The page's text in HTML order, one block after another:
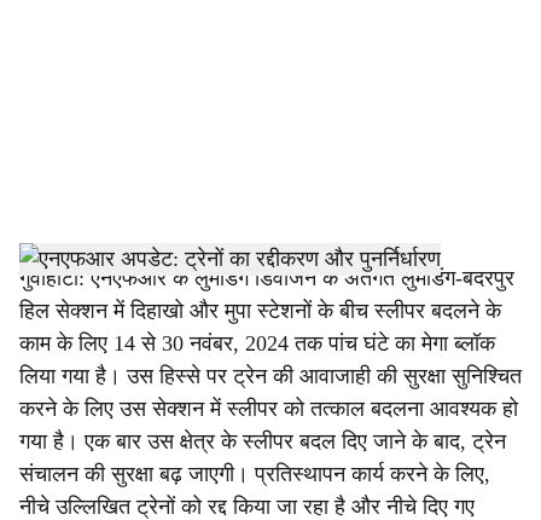
h
a
r
e
गुवाहाटी: एनएफआर के लुमडिंग डिवीजन के अंतर्गत लुमडिंग-बदरपुर
हिल सेक्शन में दिहाखो और मुपा स्टेशनों के बीच स्लीपर बदलने के
काम के लिए 14 से 30 नवंबर, 2024 तक पांच घंटे का मेगा ब्लॉक
लिया गया है। उस हिस्से पर ट्रेन की आवाजाही की सुरक्षा सुनिश्चित
करने के लिए उस सेक्शन में स्लीपर को तत्काल बदलना आवश्यक हो
गया है। एक बार उस क्षेत्र के स्लीपर बदल दिए जाने के बाद, ट्रेन
संचालन की सुरक्षा बढ़ जाएगी। प्रतिस्थापन कार्य करने के लिए,
नीचे उल्लिखित ट्रेनों को रद्द किया जा रहा है और नीचे दिए गए